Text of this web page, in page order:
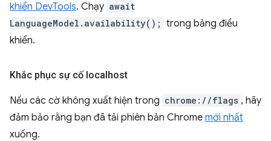
khiển DevTools. Chạy await
LanguageModel.availability(); trong bảng điều
khiển.
Khắc phục sự cố localhost
Nếu các cờ không xuất hiện trong chrome://flags , hãy
đảm bảo rằng bạn đã tải phiên bản Chrome mới nhất
xuống.